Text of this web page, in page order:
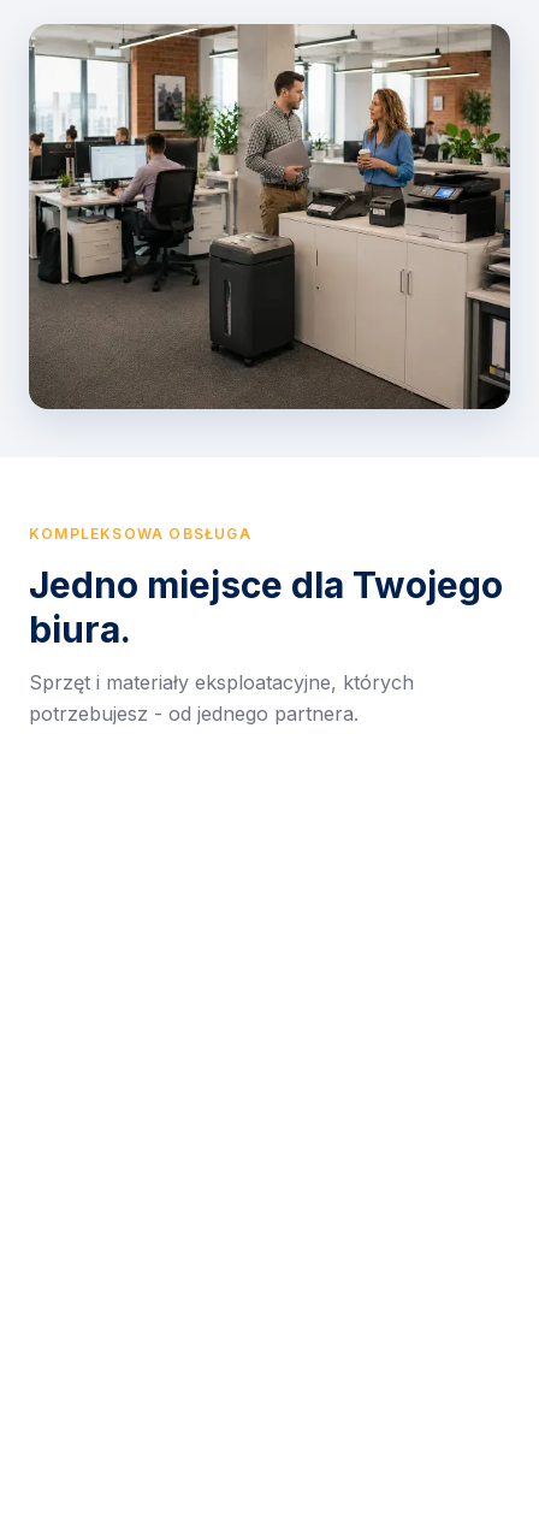
KOMPLEKSOWA OBSŁUGA
Jedno miejsce dla Twojego
biura.
Sprzęt i materiały eksploatacyjne, których
potrzebujesz - od jednego partnera.